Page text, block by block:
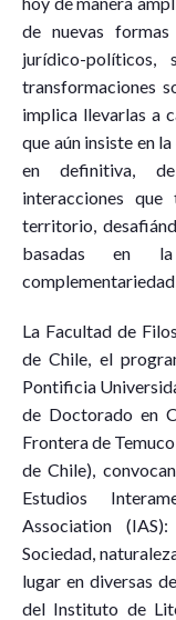
de nuevas
jurídico-políticos,
transformaciones
implica llevarlas a
que aún insiste en
en definitiva,
interacciones
territorio,
basadas en la
La Facultad de
de Chile, el
Pontificia
de Doctorado en
Frontera de
de Chile),
Estudios
Association
Sociedad,
lugar en diversas
del Instituto de